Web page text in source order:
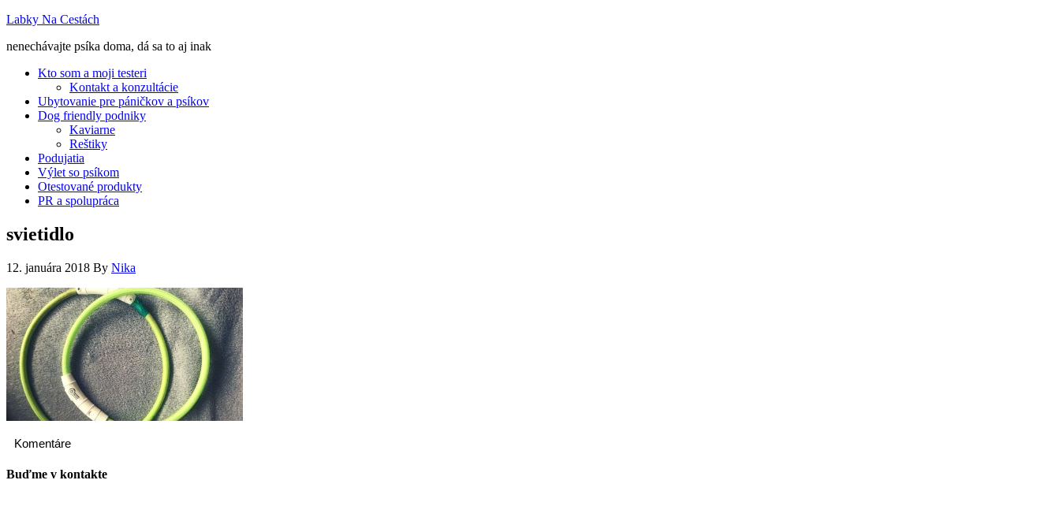
Labky Na Cestách
nenechávajte psíka doma, dá sa to aj inak
Kto som a moji testeri
Kontakt a konzultácie
Ubytovanie pre páničkov a psíkov
Dog friendly podniky
Kaviarne
Reštiky
Podujatia
Výlet so psíkom
Otestované produkty
PR a spolupráca
svietidlo
12. januára 2018 By Nika
Komentáre
Buďme v kontakte